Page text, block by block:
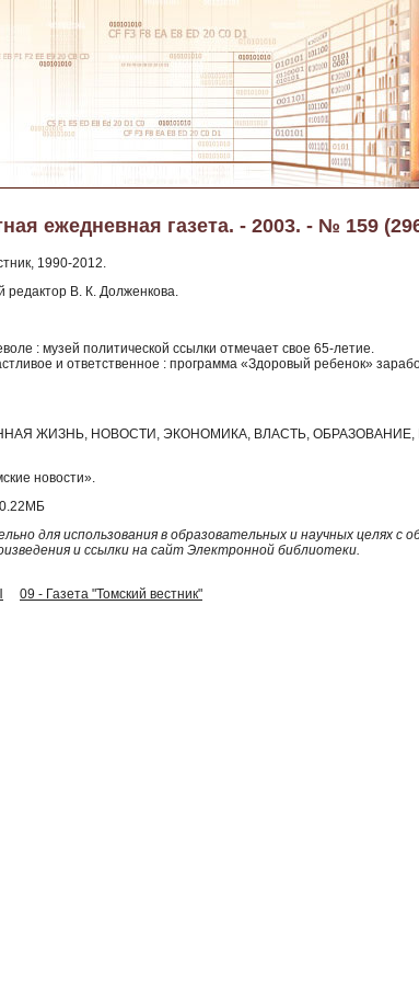
ежедневная газета. - 2003. - № 159
1990-2012.
редактор В. К. Долженкова.
: музей политической ссылки отмечает свое 65-летие.
и ответственное : программа «Здоровый ребенок»
ЖИЗНЬ, НОВОСТИ, ЭКОНОМИКА, ВЛАСТЬ, ОБРАЗОВАНИЕ,
новости».
для использования в образовательных и научных целях с
и ссылки на сайт Электронной библиотеки.
09 - Газета "Томский вестник"